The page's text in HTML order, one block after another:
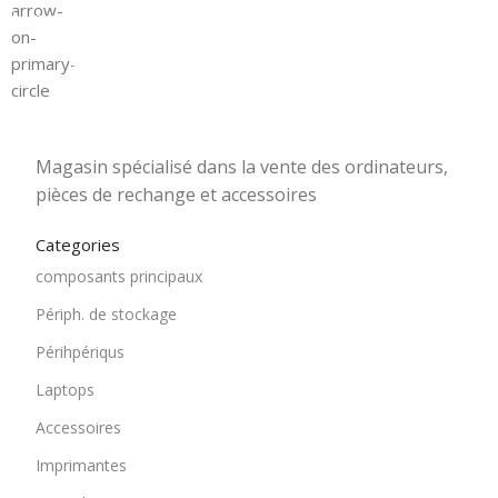
Magasin Mark-computer
1501 Rue 12 Décembre, Blida, En face tribunal
Magasin spécialisé dans la vente des ordinateurs,
pièces de rechange et accessoires
Categories
composants principaux
Périph. de stockage
Périhpériqus
Laptops
Accessoires
Imprimantes